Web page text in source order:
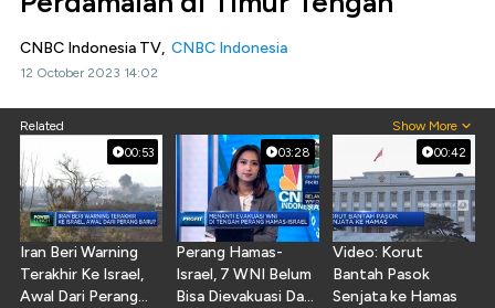
CNBC Indonesia TV, CNBC Indonesia
12 October 2023 14:02
Related Show More
00:53
Iran Beri Warning
Terakhir Ke Israel,
Awal Dari Perang
03:28
Perang Hamas-
Israel, 7 WNI Belum
Bisa Dievakuasi Dari
00:42
Video: Korut
Bantah Pasok
Senjata ke Hamas